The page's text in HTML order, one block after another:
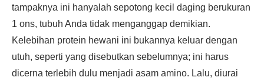
tampaknya ini hanyalah sepotong kecil daging berukuran
1 ons, tubuh Anda tidak menganggap demikian.
Kelebihan protein hewani ini bukannya keluar dengan
utuh, seperti yang disebutkan sebelumnya; ini harus
dicerna terlebih dulu menjadi asam amino. Lalu, diurai